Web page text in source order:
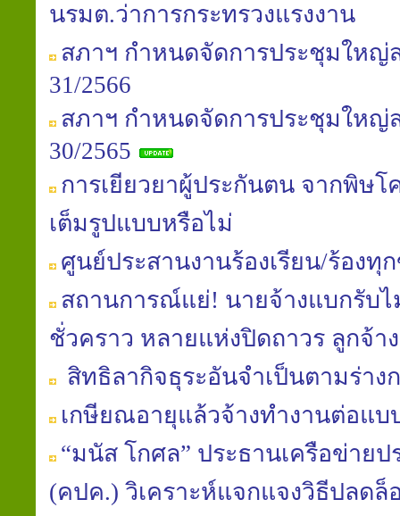
นรมต.ว่าการกระทรวงแรงงาน
สภาฯ กำหนดจัดการประชุมใหญ่
31/2566
สภาฯ กำหนดจัดการประชุมใหญ่
30/2565
การเยียวยาผู้ประกันตน จากพิษโ
เต็มรูปแบบหรือไม่
ศูนย์ประสานงานร้องเรียน/ร้องทุ
สถานการณ์แย่! นายจ้างแบกรับ
ชั่วคราว หลายแห่งปิดถาวร ลูกจ้า
สิทธิลากิจธุระอันจำเป็นตามร่า
เกษียณอายุแล้วจ้างทำงานต่อแบ
“มนัส โกศล” ประธานเครือข่าย
(คปค.) วิเคราะห์แจกแจงวิธีปลดล็